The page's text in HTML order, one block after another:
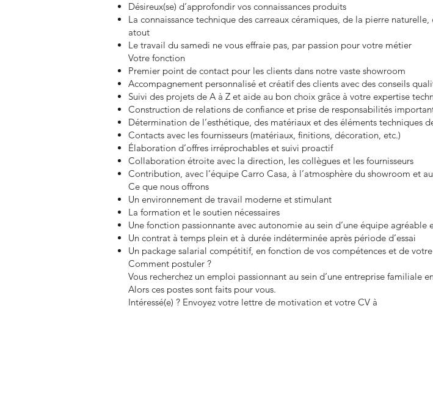
Désireux(se) d’approfondir vos connaissances produits
La connaissance technique des carreaux céramiques, de la pierre
atout
Le travail du samedi ne vous effraie pas, par passion pour votre métier
Votre fonction
Premier point de contact pour les clients dans notre vaste showroom
Accompagnement personnalisé et créatif des clients avec des conseils
Suivi des projets de A à Z et aide au bon choix grâce à votre expertise
Construction de relations de confiance et prise de responsabilités
Détermination de l’esthétique, des matériaux et des éléments techniques
Contacts avec les fournisseurs (matériaux, finitions, décoration, etc.)
Élaboration d’offres irréprochables et suivi proactif
Collaboration étroite avec la direction, les collègues et les fournisseurs
Contribution, avec l’équipe Carro Casa, à l’atmosphère du showroom et
Ce que nous offrons
Un environnement de travail moderne et stimulant
La formation et le soutien nécessaires
Une fonction passionnante avec autonomie au sein d’une équipe agréable
Un contrat à temps plein et à durée indéterminée après période d’essai
Un package salarial compétitif, en fonction de vos compétences et de
Comment postuler ?
Vous recherchez un emploi passionnant au sein d’une entreprise familiale
Alors ces postes sont faits pour vous.
Intéressé(e) ? Envoyez votre lettre de motivation et votre CV à